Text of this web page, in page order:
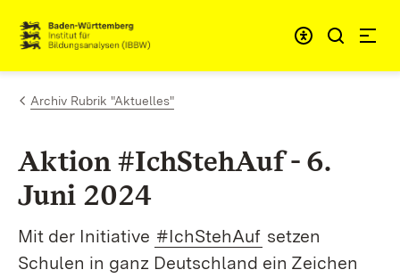
Zum Inhalt springen
Link zur Startseite
Archiv Rubrik "Aktuelles"
Aktion #IchStehAuf - 6.
Juni 2024
Mit der Initiative #IchStehAuf setzen
Schulen in ganz Deutschland ein Zeichen